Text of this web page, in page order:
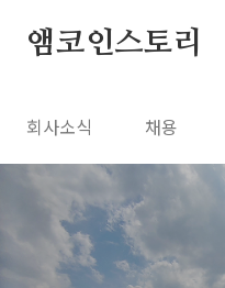
앰코인스토리
회사소식 채용